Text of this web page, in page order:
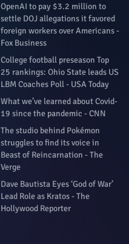
OpenAI to pay $3.2 million to
settle DOJ allegations it favored
foreign workers over Americans -
Fox Business
College football preseason Top
25 rankings: Ohio State leads US
LBM Coaches Poll - USA Today
What we’ve learned about Covid-
19 since the pandemic - CNN
The studio behind Pokémon
struggles to find its voice in
Beast of Reincarnation - The
Verge
Dave Bautista Eyes ‘God of War’
Lead Role as Kratos - The
Hollywood Reporter